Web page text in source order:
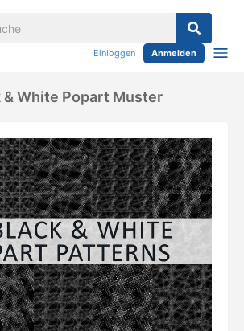
Einloggen Anmelden
& White Popart Muster